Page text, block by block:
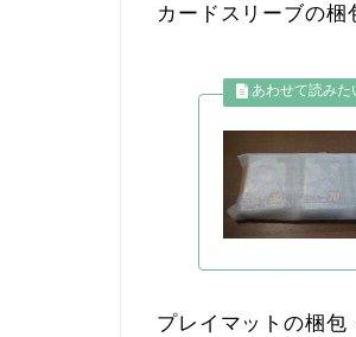
カードスリーブの梱
プレイマットの梱包